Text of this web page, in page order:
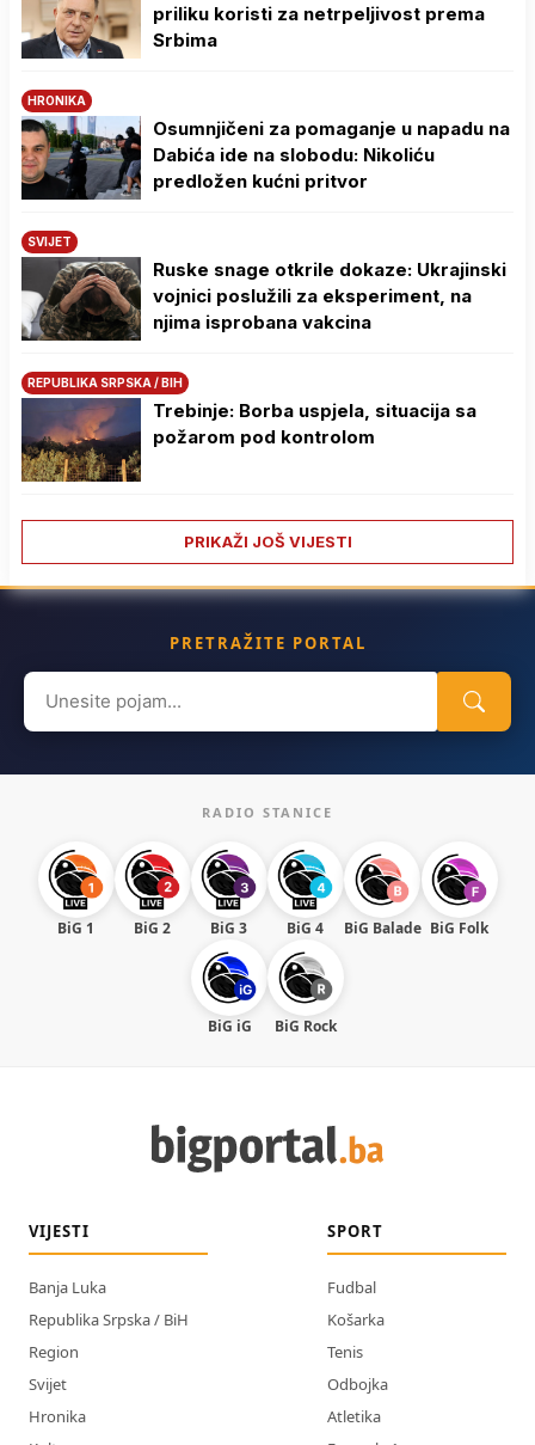
priliku koristi za netrpeljivost prema
Srbima
HRONIKA
Osumnjičeni za pomaganje u napadu na
Dabića ide na slobodu: Nikoliću
predložen kućni pritvor
SVIJET
Ruske snage otkrile dokaze: Ukrajinski
vojnici poslužili za eksperiment, na
njima isprobana vakcina
REPUBLIKA SRPSKA / BIH
Trebinje: Borba uspjela, situacija sa
požarom pod kontrolom
PRIKAŽI JOŠ VIJESTI
PRETRAŽITE PORTAL
Search
for:
RADIO STANICE
BiG 1 BiG 2 BiG 3 BiG 4 BiG Balade BiG Folk
BiG iG BiG Rock
VIJESTI
Banja Luka
Republika Srpska / BiH
Region
Svijet
Hronika
SPORT
Fudbal
Košarka
Tenis
Odbojka
Atletika